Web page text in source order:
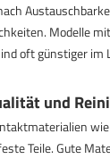
Modelle
oft günstiger im
und
Teile. Gute